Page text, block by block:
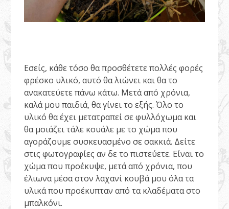
Εσείς, κάθε τόσο θα προσθέτετε πολλές φορές
φρέσκο υλικό, αυτό θα λιώνει και θα το
ανακατεύετε πάνω κάτω. Μετά από χρόνια,
καλά μου παιδιά, θα γίνει το εξής. Όλο το
υλικό θα έχει μετατραπεί σε φυλλόχωμα και
θα μοιάζει τάλε κουάλε με το χώμα που
αγοράζουμε συσκευασμένο σε σακκιά. Δείτε
στις φωτογραφίες αν δε το πιστεύετε. Είναι το
χώμα που προέκυψε, μετά από χρόνια, που
έλιωνα μέσα στον λαχανί κουβά μου όλα τα
υλικά που προέκυπταν από τα κλαδέματα στο
μπαλκόνι.